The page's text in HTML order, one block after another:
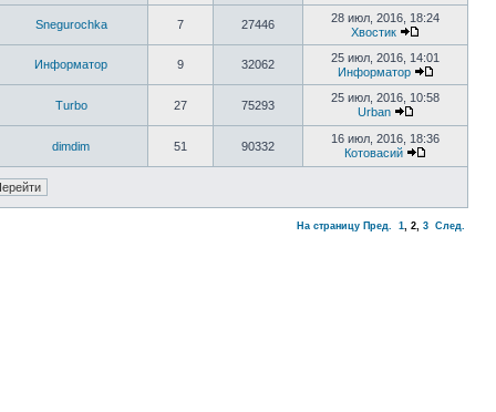
Snegurochka 7 27446
28 июл, 2016, 18:24
Хвостик
Информатор 9 32062
25 июл, 2016, 14:01
Информатор
Turbo 27 75293
25 июл, 2016, 10:58
Urban
dimdim 51 90332
16 июл, 2016, 18:36
Котовасий
На страницу Пред. 1, 2, 3 След.